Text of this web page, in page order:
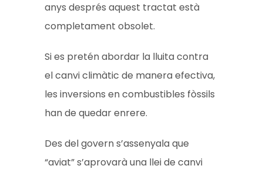
anys després aquest tractat està
completament obsolet.
Si es pretén abordar la lluita contra
el canvi climàtic de manera efectiva,
les inversions en combustibles fòssils
han de quedar enrere.
Des del govern s’assenyala que
“aviat” s’aprovarà una llei de canvi